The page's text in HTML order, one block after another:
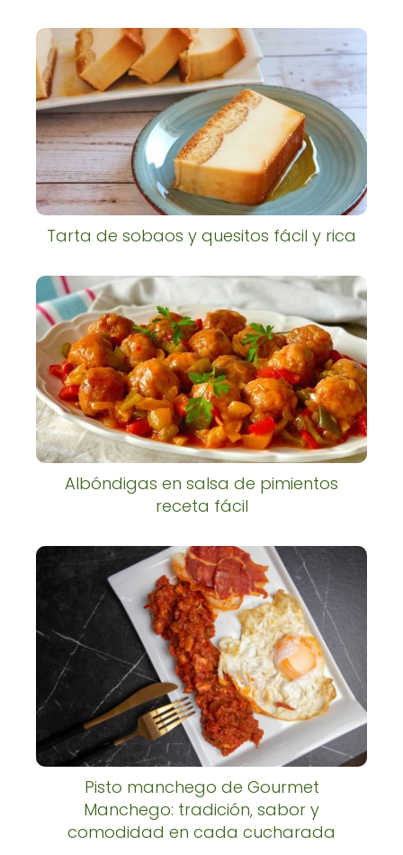
Tarta de sobaos y quesitos fácil y rica
Albóndigas en salsa de pimientos
receta fácil
Pisto manchego de Gourmet
Manchego: tradición, sabor y
comodidad en cada cucharada